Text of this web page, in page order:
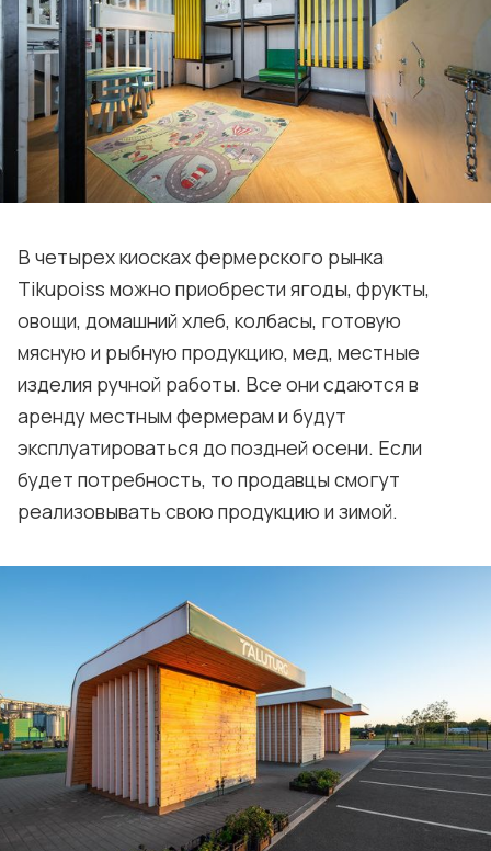
В четырех киосках фермерского рынка
Tikupoiss можно приобрести ягоды, фрукты,
овощи, домашний хлеб, колбасы, готовую
мясную и рыбную продукцию, мед, местные
изделия ручной работы. Все они сдаются в
аренду местным фермерам и будут
эксплуатироваться до поздней осени. Если
будет потребность, то продавцы смогут
реализовывать свою продукцию и зимой.